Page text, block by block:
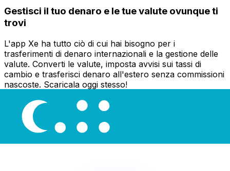
Gestisci il tuo denaro e le tue valute ovunque ti
trovi
L'app Xe ha tutto ciò di cui hai bisogno per i
trasferimenti di denaro internazionali e la gestione delle
valute. Converti le valute, imposta avvisi sui tassi di
cambio e trasferisci denaro all'estero senza commissioni
nascoste. Scaricala oggi stesso!